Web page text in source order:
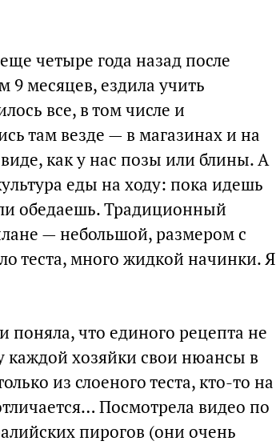
четыре года назад после
месяцев, ездила учить
все, в том числе и
там везде — в магазинах и на
как у нас позы или блины. А
еды на ходу: пока идешь
обедаешь. Традиционный
— небольшой, размером с
теста, много жидкой начинки. Я
поняла, что единого рецепта не
каждой хозяйки свои нюансы в
из слоеного теста, кто-то на
Посмотрела видео по
пирогов (они очень